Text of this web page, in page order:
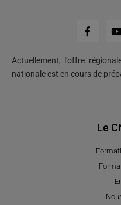
Actuellement, l’offre
nationale est en cours de
Le